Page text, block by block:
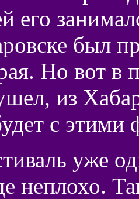
его
был
Но вот в
из
с этими
уже
неплохо.